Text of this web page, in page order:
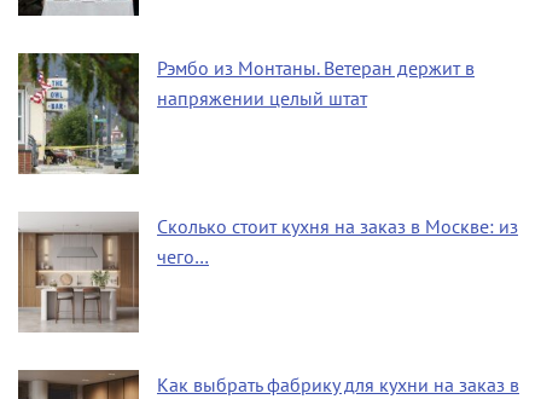
Рэмбо из Монтаны. Ветеран держит в
напряжении целый штат
Сколько стоит кухня на заказ в Москве: из
чего…
Как выбрать фабрику для кухни на заказ в